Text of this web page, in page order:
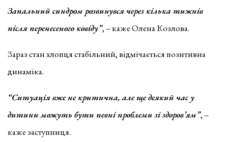
Запальний синдром розвинувся через кілька тижнів
після перенесеного ковіду”, – каже Олена Козлова.
Зараз стан хлопця стабільний, відмічається позитивна
динаміка.
“Ситуація вже не критична, але ще деякий час у
дитини можуть бути певні проблеми зі здоров’ям”, –
каже заступниця.